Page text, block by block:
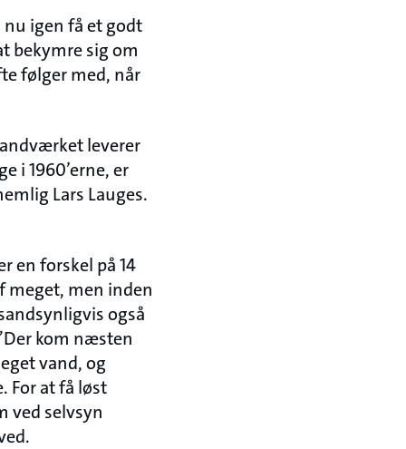
nu igen få et godt
bekymre sig om
følger med, når
leverer
i 1960’erne, er
Lars Lauges.
en forskel på 14
meget, men inden
også
kom næsten
vand, og
For at få løst
ved selvsyn